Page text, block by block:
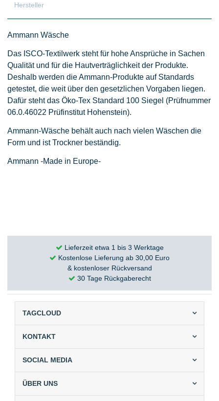
Hersteller
Ammann Wäsche
Das ISCO-Textilwerk steht für hohe Ansprüche in Sachen
Qualität und für die Hautverträglichkeit der Produkte.
Deshalb werden die Ammann-Produkte auf Standards
getestet, die weit über den gesetzlichen Vorgaben liegen.
Dafür steht das Öko-Tex Standard 100 Siegel (Prüfnummer
06.0.46022 Prüfinstitut Hohenstein).
Ammann-Wäsche behält auch nach vielen Wäschen die
Form und ist Trockner beständig.
Ammann -Made in Europe-
Lieferzeit etwa 1 bis 3 Werktage
Kostenlose Lieferung ab 30,00 Euro
& kostenloser Rückversand
30 Tage Rückgaberecht
TAGCLOUD
KONTAKT
SOCIAL MEDIA
ÜBER UNS